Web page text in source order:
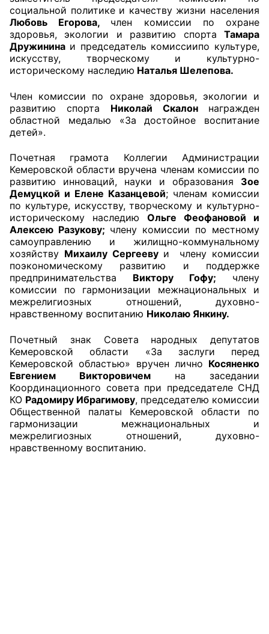
социальной политике и качеству жизни населения
Любовь Егорова, член комиссии по охране
здоровья, экологии и развитию спорта Тамара
Дружинина и председатель комиссиипо культуре,
искусству, творческому и культурно-
историческому наследию Наталья Шелепова.
Член комиссии по охране здоровья, экологии и
развитию спорта Николай Скалон награжден
областной медалью «За достойное воспитание
детей».
Почетная грамота Коллегии Администрации
Кемеровской области вручена членам комиссии по
развитию инноваций, науки и образования Зое
Демуцкой и Елене Казанцевой; членам комиссии
по культуре, искусству, творческому и культурно-
историческому наследию Ольге Феофановой и
Алексею Разукову; члену комиссии по местному
самоуправлению и жилищно-коммунальному
хозяйству Михаилу Сергееву и члену комиссии
поэкономическому развитию и поддержке
предпринимательства Виктору Гофу; члену
комиссии по гармонизации межнациональных и
межрелигиозных отношений, духовно-
нравственному воспитанию Николаю Янкину.
Почетный знак Совета народных депутатов
Кемеровской области «За заслуги перед
Кемеровской областью» вручен лично Косяненко
Евгением Викторовичем на заседании
Координационного совета при председателе СНД
КО Радомиру Ибрагимову, председателю комиссии
Общественной палаты Кемеровской области по
гармонизации межнациональных и
межрелигиозных отношений, духовно-
нравственному воспитанию.